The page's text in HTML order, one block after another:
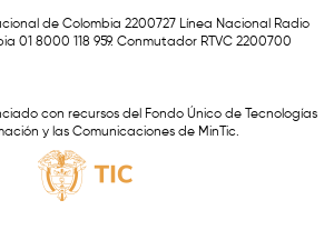
de Colombia 2200727 Línea Nacional Radio
01 8000 118 959. Conmutador RTVC 2200700
con recursos del Fondo Único de Tecnologías
y las Comunicaciones de MinTic.